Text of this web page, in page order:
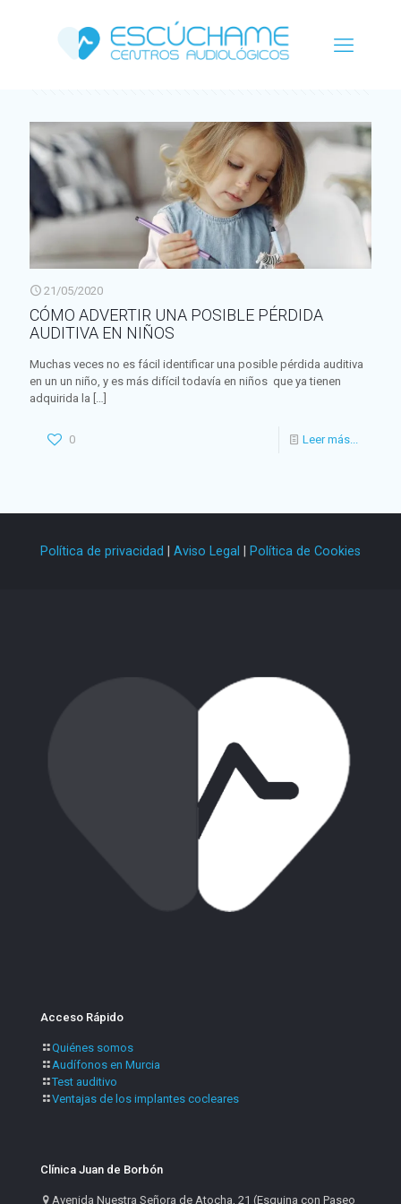
21/05/2020
CÓMO ADVERTIR UNA POSIBLE PÉRDIDA
AUDITIVA EN NIÑOS
Muchas veces no es fácil identificar una posible pérdida auditiva
en un un niño, y es más difícil todavía en niños que ya tienen
adquirida la […]
0 Leer más...
Política de privacidad | Aviso Legal | Política de Cookies
Acceso Rápido
Quiénes somos
Audífonos en Murcia
Test auditivo
Ventajas de los implantes cocleares
Clínica Juan de Borbón
Avenida Nuestra Señora de Atocha, 21 (Esquina con Paseo